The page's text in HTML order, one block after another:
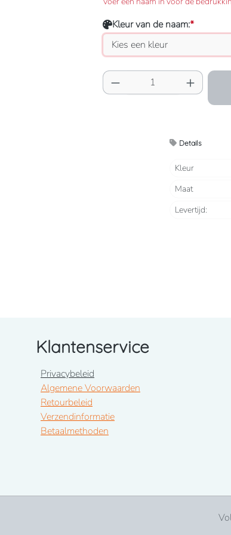
Kleur van de naam:*
Details
Kleur
Maat
Levertijd:
Klantenservice
Privacybeleid
Algemene Voorwaarden
Retourbeleid
Verzendinformatie
Betaalmethoden